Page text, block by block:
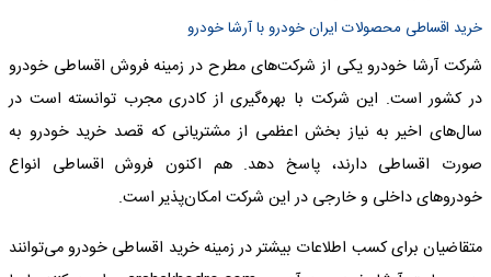
خرید اقساطی محصولات ایران خودرو با آرشا خودرو
شرکت آرشا خودرو یکی از شرکت‌های مطرح در زمینه فروش اقساطی خودرو
در کشور است. این شرکت با بهره‌گیری از کادری مجرب توانسته است در
سال‌های اخیر به نیاز بخش اعظمی از مشتریانی که قصد خرید خودرو به
صورت اقساطی دارند، پاسخ دهد. هم اکنون فروش اقساطی انواع
خودروهای داخلی و خارجی در این شرکت امکان‌پذیر است.
متقاضیان برای کسب اطلاعات بیشتر در زمینه خرید اقساطی خودرو می‌توانند